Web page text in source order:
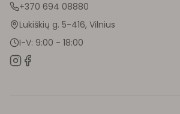
+370 694 08880
Lukiškių g. 5-416, Vilnius
I-V: 9:00 - 18:00